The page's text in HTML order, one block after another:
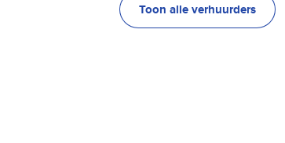
Toon alle verhuurders